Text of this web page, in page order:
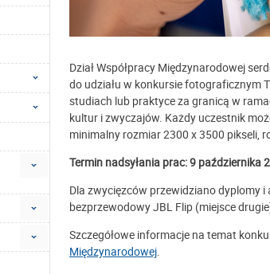
Dział Współpracy Międzynarodowej
do udziału w konkursie fotograficznym
studiach lub praktyce za granicą w
kultur i zwyczajów. Każdy uczestnik
minimalny rozmiar 2300 x 3500 pikseli,
Termin nadsyłania prac: 9 października
Dla zwycięzców przewidziano dyplomy i
bezprzewodowy JBL Flip (miejsce
Szczegółowe informacje na temat
Międzynarodowej.